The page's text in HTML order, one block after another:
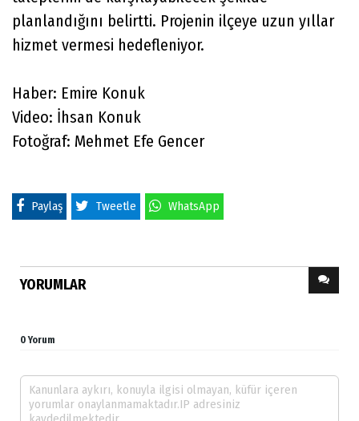
planlandığını belirtti. Projenin ilçeye uzun yıllar
hizmet vermesi hedefleniyor.
Haber: Emire Konuk
Video: İhsan Konuk
Fotoğraf: Mehmet Efe Gencer
Paylaş Tweetle WhatsApp
YORUMLAR
0 Yorum